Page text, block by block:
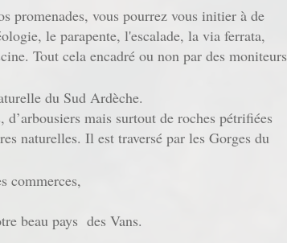
promenades, vous pourrez vous initier à de
le parapente, l'escalade, la via ferrata,
Tout cela encadré ou non par des moniteurs
commerces,
beau pays des Vans.
du Sud Ardèche.
mais surtout de roches pétrifiées
naturelles. Il est traversé par les Gorges du